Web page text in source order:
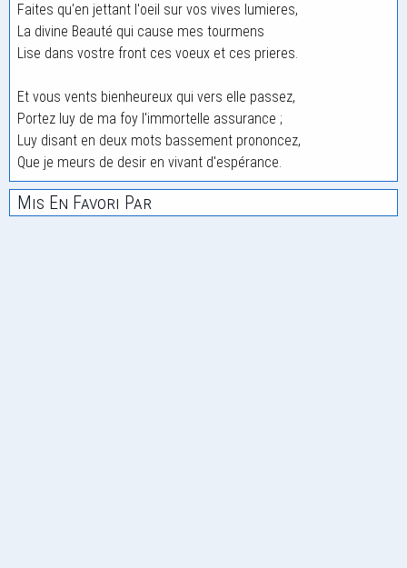
Faites qu'en jettant l'oeil sur vos vives lumieres,
La divine Beauté qui cause mes tourmens
Lise dans vostre front ces voeux et ces prieres.
Et vous vents bienheureux qui vers elle passez,
Portez luy de ma foy l'immortelle assurance ;
Luy disant en deux mots bassement prononcez,
Que je meurs de desir en vivant d'espérance.
Mis En Favori Par